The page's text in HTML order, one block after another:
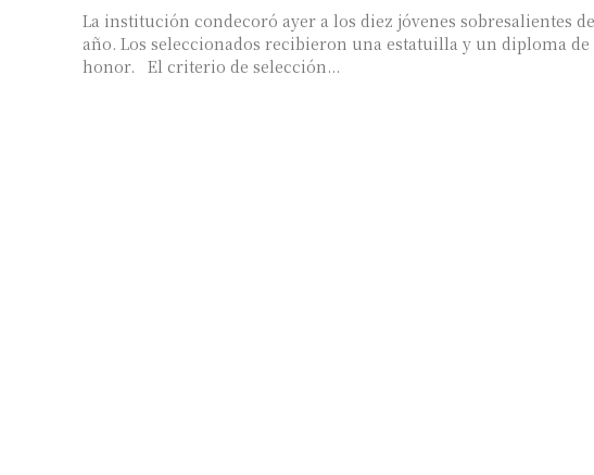
La institución condecoró ayer a los diez jóvenes sobresalientes
año. Los seleccionados recibieron una estatuilla y un diploma de
honor. El criterio de selección...